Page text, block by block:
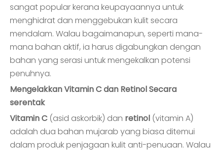
sangat popular kerana keupayaannya untuk
menghidrat dan menggebukan kulit secara
mendalam. Walau bagaimanapun, seperti mana-
mana bahan aktif, ia harus digabungkan dengan
bahan yang serasi untuk mengekalkan potensi
penuhnya.
Mengelakkan Vitamin C dan Retinol Secara
serentak
Vitamin C (asid askorbik) dan retinol (vitamin A)
adalah dua bahan mujarab yang biasa ditemui
dalam produk penjagaan kulit anti-penuaan. Walau